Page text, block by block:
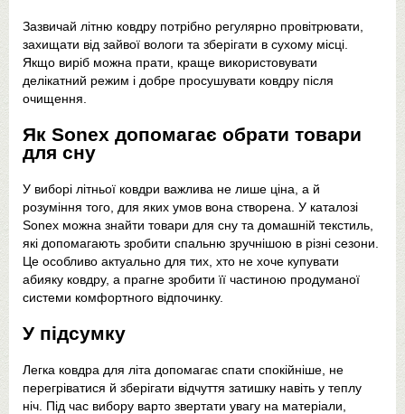
Зазвичай літню ковдру потрібно регулярно провітрювати,
захищати від зайвої вологи та зберігати в сухому місці.
Якщо виріб можна прати, краще використовувати
делікатний режим і добре просушувати ковдру після
очищення.
Як Sonex допомагає обрати товари
для сну
У виборі літньої ковдри важлива не лише ціна, а й
розуміння того, для яких умов вона створена. У каталозі
Sonex можна знайти товари для сну та домашній текстиль,
які допомагають зробити спальню зручнішою в різні сезони.
Це особливо актуально для тих, хто не хоче купувати
абияку ковдру, а прагне зробити її частиною продуманої
системи комфортного відпочинку.
У підсумку
Легка ковдра для літа допомагає спати спокійніше, не
перегріватися й зберігати відчуття затишку навіть у теплу
ніч. Під час вибору варто звертати увагу на матеріали,